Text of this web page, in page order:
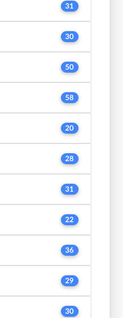
31
30
50
58
20
28
31
22
36
29
30